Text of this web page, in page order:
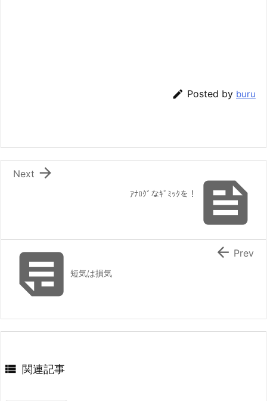
 Posted by buru

ｱﾅﾛｸﾞなｷﾞﾐｯｸを！

Next
短気は損気
 Prev
 関連記事